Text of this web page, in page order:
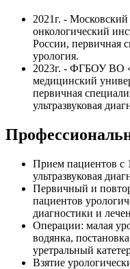
2021г. - Московский
онкологический
России, первичная
урология.
2023г. - ФГБОУ ВО
медицинский
первичная
ультразвуковая
Прием пациентов с
ультразвуковая
Первичный и
пациентов
диагностики и
Операции: малая
водянка,
уретральный
Взятие